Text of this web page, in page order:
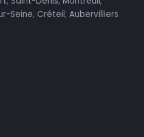
Seine, Créteil, Aubervilliers